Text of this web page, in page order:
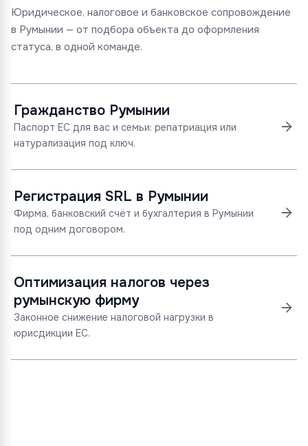
Юридическое, налоговое и банковское сопровождение
в Румынии — от подбора объекта до оформления
статуса, в одной команде.
Гражданство Румынии
Паспорт ЕС для вас и семьи: репатриация или
натурализация под ключ.
Регистрация SRL в Румынии
Фирма, банковский счёт и бухгалтерия в Румынии
под одним договором.
Оптимизация налогов через
румынскую фирму
Законное снижение налоговой нагрузки в
юрисдикции ЕС.